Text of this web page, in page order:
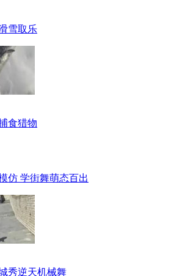
雪取乐
食猎物
仿 学街舞萌态百出
秀逆天机械舞